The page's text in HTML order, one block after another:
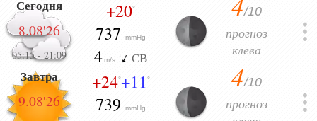
Сегодня
8.08'26
05:15- 21:09
+20°
737mmHg
4m/s СВ
/10
прогноз
клева
Завтра
9.08'26
+24°+11°
739mmHg
4/10
прогноз